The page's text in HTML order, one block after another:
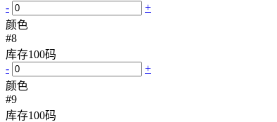
-
+
颜色
#8
库存100码
-
+
颜色
#9
库存100码